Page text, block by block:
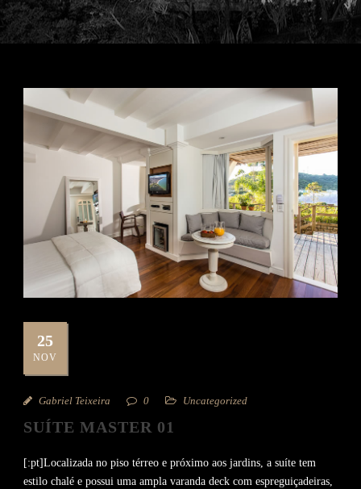
25
NOV
Gabriel Teixeira 0 Uncategorized
SUÍTE MASTER 01
[:pt]Localizada no piso térreo e próximo aos jardins, a suíte tem
estilo chalé e possui uma ampla varanda deck com espreguiçadeiras,